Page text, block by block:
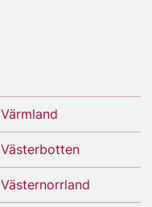
Värmland
Västerbotten
Västernorrland